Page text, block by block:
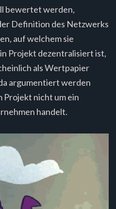
bewertet werden,
Definition des Netzwerks
auf welchem sie
Projekt dezentralisiert ist,
als Wertpapier
argumentiert werden
Projekt nicht um ein
handelt.